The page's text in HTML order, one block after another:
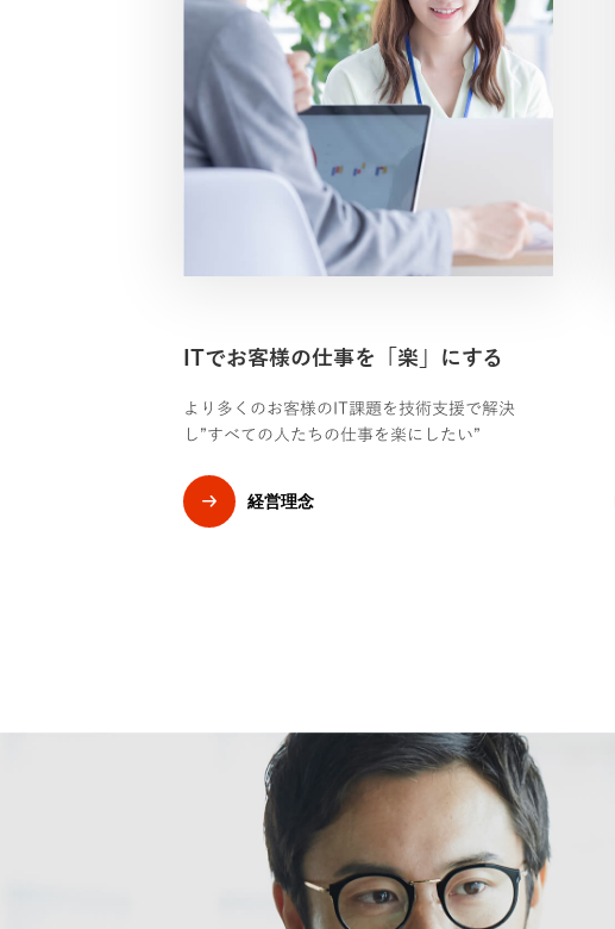
ITでお客様の仕事を「楽」にする
より多くのお客様のIT課題を技術支援で解決
し”すべての人たちの仕事を楽にしたい”
経営理念